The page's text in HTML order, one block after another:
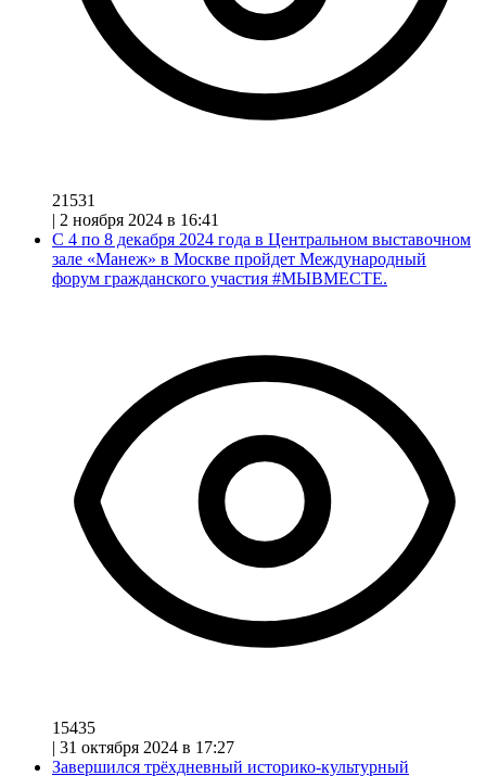
21531
| 2 ноября 2024 в 16:41
С 4 по 8 декабря 2024 года в Центральном выставочном
зале «Манеж» в Москве пройдет Международный
форум гражданского участия #МЫВМЕСТЕ.
15435
| 31 октября 2024 в 17:27
Завершился трёхдневный историко-культурный